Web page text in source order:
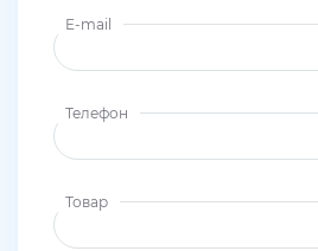
E-mail
Телефон
Товар